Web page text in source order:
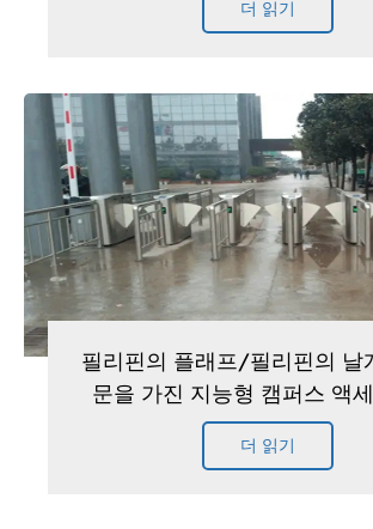
더 읽기
필리핀의 플래프/필리핀의 날
문을 가진 지능형 캠퍼스 액
더 읽기